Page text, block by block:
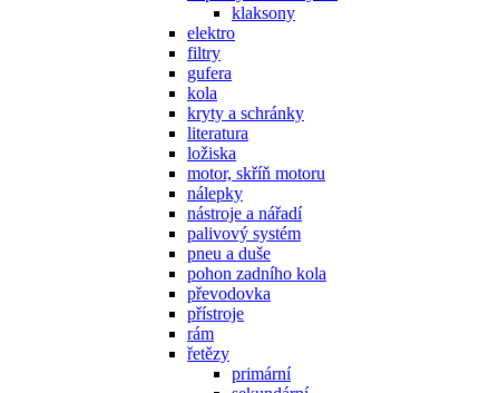
klaksony
elektro
filtry
gufera
kola
kryty a schránky
literatura
ložiska
motor, skříň motoru
nálepky
nástroje a nářadí
palivový systém
pneu a duše
pohon zadního kola
převodovka
přístroje
rám
řetězy
primární